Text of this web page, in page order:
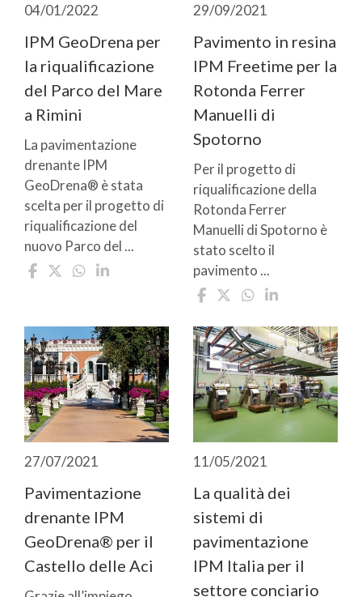
04/01/2022
IPM GeoDrena per
la riqualificazione
del Parco del Mare
a Rimini
La pavimentazione
drenante IPM
GeoDrena® è stata
scelta per il progetto di
riqualificazione del
nuovo Parco del ...
29/09/2021
Pavimento in resina
IPM Freetime per la
Rotonda Ferrer
Manuelli di
Spotorno
Per il progetto di
riqualificazione della
Rotonda Ferrer
Manuelli di Spotorno è
stato scelto il
pavimento ...
27/07/2021
Pavimentazione
drenante IPM
GeoDrena® per il
Castello delle Aci
11/05/2021
La qualità dei
sistemi di
pavimentazione
IPM Italia per il
settore conciario